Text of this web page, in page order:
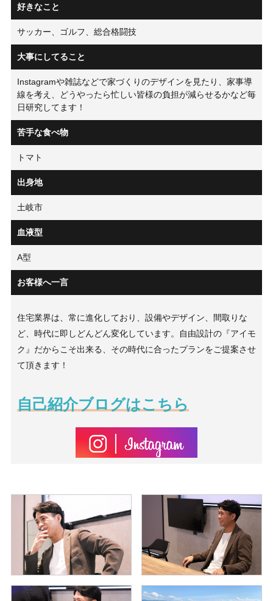
好きなこと
サッカー、ゴルフ、総合格闘技
大事にしてること
Instagramや雑誌などで家づくりのデザインを見たり、家事導
線を考え、どうやったら忙しい皆様の負担が減らせるかなど毎
日研究してます！
苦手な食べ物
トマト
出身地
土岐市
血液型
A型
お客様へ一言
住宅業界は、常に進化しており、設備やデザイン、間取りな
ど、時代に即しどんどん変化しています。自由設計の『アイモ
ク』だからこそ出来る、その時代に合ったプランをご提案させ
て頂きます！
自己紹介ブログはこちら